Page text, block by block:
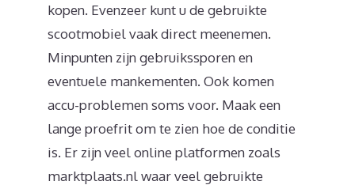
kopen. Evenzeer kunt u de gebruikte
scootmobiel vaak direct meenemen.
Minpunten zijn gebruikssporen en
eventuele mankementen. Ook komen
accu-problemen soms voor. Maak een
lange proefrit om te zien hoe de conditie
is. Er zijn veel online platformen zoals
marktplaats.nl waar veel gebruikte